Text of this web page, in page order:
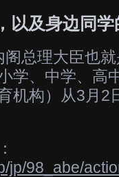
以及身边同
总理大臣也
学、中学、高
机构）从3月2
jp/98_abe/